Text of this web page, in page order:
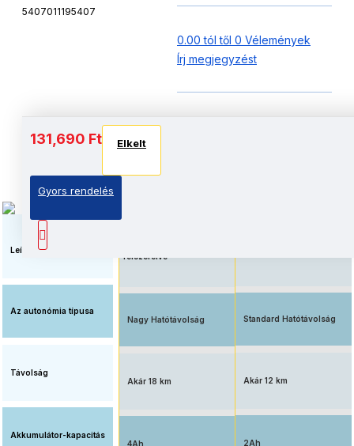
5407011195407
0.00 tól től 0 Vélemények
Írj megjegyzést
131,690 Ft Elkelt
Gyors rendelés
Akkumulátor és autonómia
Leírás
Az autonómia típusa
Távolság
Akkumulátor-kapacitás
felszerelve
Nagy Hatótávolság
Akár 18 km
4Ah
Standard Hatótávolság
Akár 12 km
2Ah